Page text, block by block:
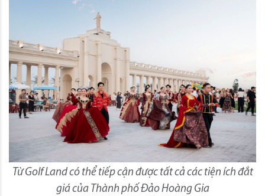
Từ Golf Land có thể tiếp cận được tất cả các tiện ích đắt
giá của Thành phố Đảo Hoàng Gia